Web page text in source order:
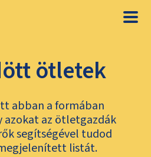
ötletek
abban a formában
azokat az ötletgazdák
segítségével tudod
listát.